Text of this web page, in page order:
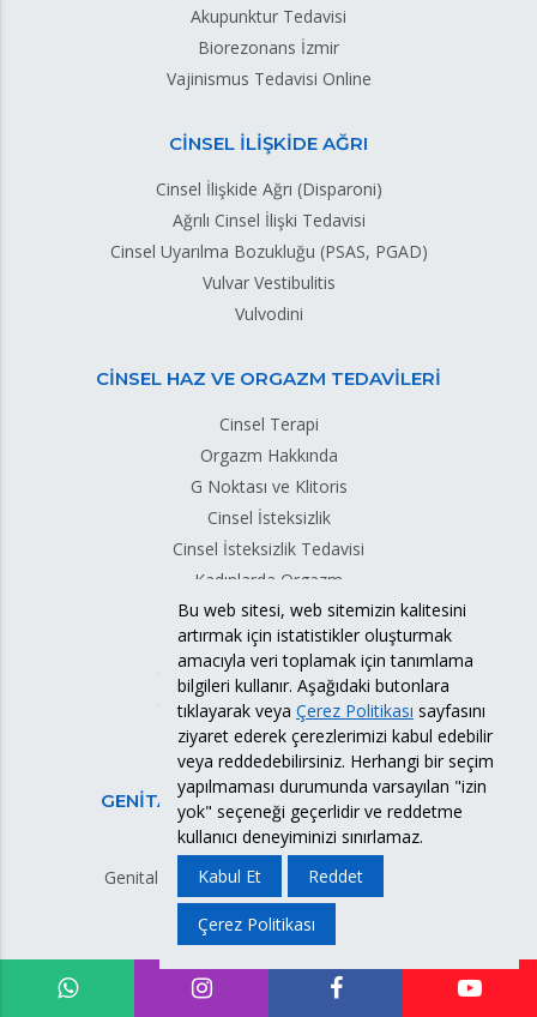
Akupunktur Tedavisi
Biorezonans İzmir
Vajinismus Tedavisi Online
CİNSEL İLİŞKİDE AĞRI
Cinsel İlişkide Ağrı (Disparoni)
Ağrılı Cinsel İlişki Tedavisi
Cinsel Uyarılma Bozukluğu (PSAS, PGAD)
Vulvar Vestibulitis
Vulvodini
CİNSEL HAZ VE ORGAZM TEDAVİLERİ
Cinsel Terapi
Orgazm Hakkında
G Noktası ve Klitoris
Cinsel İsteksizlik
Cinsel İsteksizlik Tedavisi
Kadınlarda Orgazm
Orgazm Olamama
Vajinal Orgazm Nasıl Olur?
Cinsel Haz, Orgazm Tedavisi
G Shot (G Noktası Büyütme)
Kadınlarda Libidoyu Arttırma
GENİTAL BÖLGE CİLT HASTALIKLARI
Vulva Deri Hastalıkları
Genital Bölgede Sedef Hastalığı (Psöriasis)
Köpek Memesi Hastalığı
Fox-Fordyce Hastalığı
Hiperplastik Vulvar Distrofi
Labial Füzyon (Genital Yapışıklık)
Bu web sitesi, web sitemizin kalitesini
artırmak için istatistikler oluşturmak
amacıyla veri toplamak için tanımlama
bilgileri kullanır. Aşağıdaki butonlara
tıklayarak veya Çerez Politikası sayfasını
ziyaret ederek çerezlerimizi kabul edebilir
veya reddedebilirsiniz. Herhangi bir seçim
yapılmaması durumunda varsayılan "izin
yok" seçeneği geçerlidir ve reddetme
kullanıcı deneyiminizi sınırlamaz.
Kabul Et
Reddet
Çerez Politikası